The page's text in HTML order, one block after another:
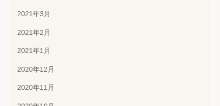
2021年3月
2021年2月
2021年1月
2020年12月
2020年11月